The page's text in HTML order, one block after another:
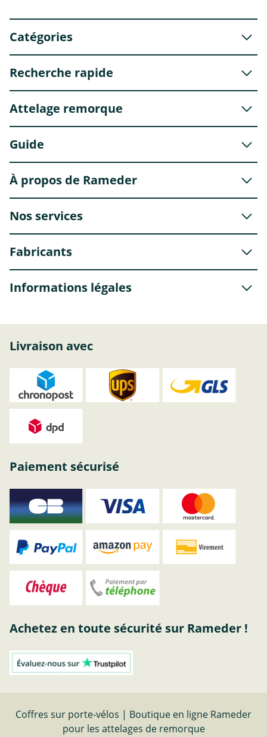
Catégories
Recherche rapide
Attelage remorque
Guide
À propos de Rameder
Nos services
Fabricants
Informations légales
Livraison avec
Paiement sécurisé
Achetez en toute sécurité sur Rameder !
Coffres sur porte-vélos | Boutique en ligne Rameder
pour les attelages de remorque